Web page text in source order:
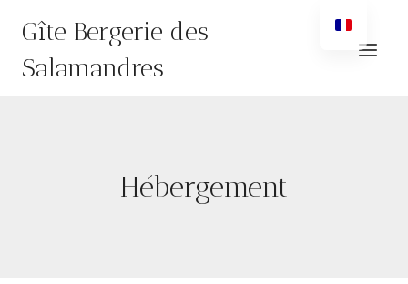
contenu
Gîte Bergerie des
Salamandres
Hébergement